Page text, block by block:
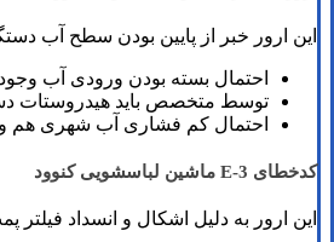
این ارور خبر از پایین بودن سطح آب
احتمال بسته بودن ورودی آب وجود
توسط متخصص باید هیدروستات
احتمال کم فشاری آب شهری هم
کدخطای E-3 ماشین لباسشویی کنوود
این ارور به دلیل اشکال و انسداد فیلتر